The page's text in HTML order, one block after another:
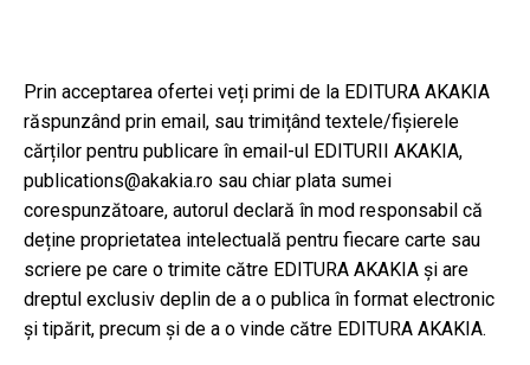
Prin acceptarea ofertei veți primi de la EDITURA AKAKIA
răspunzând prin email, sau trimițând textele/fișierele
cărților pentru publicare în email-ul EDITURII AKAKIA,
publications@akakia.ro sau chiar plata sumei
corespunzătoare, autorul declară în mod responsabil că
deține proprietatea intelectuală pentru fiecare carte sau
scriere pe care o trimite către EDITURA AKAKIA și are
dreptul exclusiv deplin de a o publica în format electronic
și tipărit, precum și de a o vinde către EDITURA AKAKIA.